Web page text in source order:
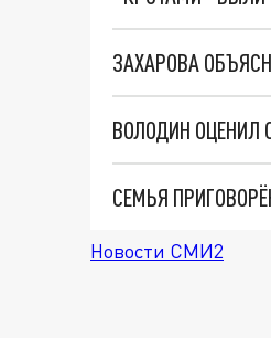
ВОЛОДИН
Новости СМИ2